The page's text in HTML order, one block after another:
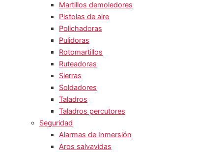
Martillos demoledores
Pistolas de aire
Polichadoras
Pulidoras
Rotomartillos
Ruteadoras
Sierras
Soldadores
Taladros
Taladros percutores
Seguridad
Alarmas de Inmersión
Aros salvavidas